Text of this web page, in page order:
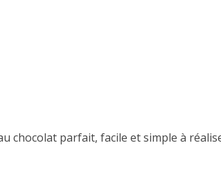
chocolat parfait, facile et simple à